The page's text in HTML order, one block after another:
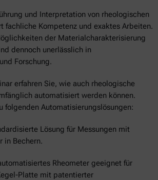
und Interpretation von rheologischen
fachliche Kompetenz und exaktes Arbeiten.
der Materialcharakterisierung
dennoch unerlässlich in
Forschung.
erfahren Sie, wie auch rheologische
automatisiert werden können.
folgenden Automatisierungslösungen:
Lösung für Messungen mit
in Bechern.
Rheometer geeignet für
Platte mit patentierter